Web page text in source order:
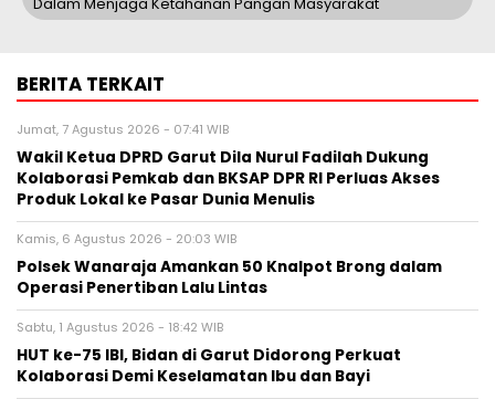
BERITA TERKAIT
Jumat, 7 Agustus 2026 - 07:41 WIB
Wakil Ketua DPRD Garut Dila Nurul Fadilah Dukung
Kolaborasi Pemkab dan BKSAP DPR RI Perluas Akses
Produk Lokal ke Pasar Dunia Menulis
Kamis, 6 Agustus 2026 - 20:03 WIB
Polsek Wanaraja Amankan 50 Knalpot Brong dalam
Operasi Penertiban Lalu Lintas
Sabtu, 1 Agustus 2026 - 18:42 WIB
HUT ke-75 IBI, Bidan di Garut Didorong Perkuat
Kolaborasi Demi Keselamatan Ibu dan Bayi